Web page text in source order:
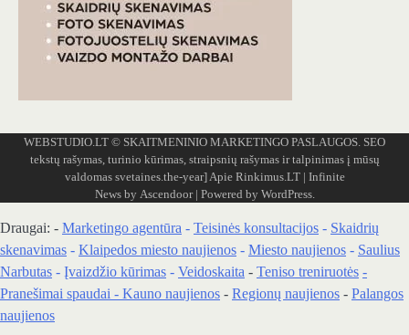
WEBSTUDIO.LT © SKAITMENINIO MARKETINGO PASLAUGOS. SEO
tekstų rašymas, turinio kūrimas, straipsnių rašymas ir talpinimas į mūsų
valdomas svetaines.the-year]Apie Rinkimus.LT| Infinite
News by Ascendoor| Powered by WordPress.
Draugai: - Marketingo agentūra - Teisinės konsultacijos - Skaidrių
skenavimas - Klaipedos miesto naujienos - Miesto naujienos - Saulius
Narbutas - Įvaizdžio kūrimas - Veidoskaita - Teniso treniruotės -
Pranešimai spaudai - Kauno naujienos - Regionų naujienos - Palangos
naujienos